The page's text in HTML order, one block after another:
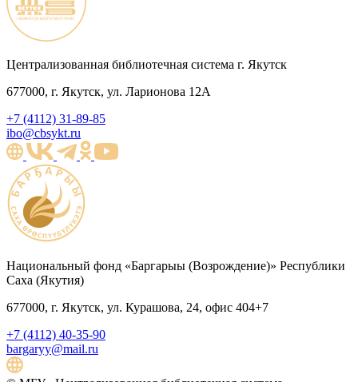
Централизованная библиотечная система г. Якутск
677000, г. Якутск, ул. Ларионова 12А
+7 (4112) 31-89-85
ibo@cbsykt.ru
Национальный фонд «Баргарыы (Возрождение)» Республики
Саха (Якутия)
677000, г. Якутск, ул. Курашова, 24, офис 404+7
+7 (4112) 40-35-90
bargaryy@mail.ru